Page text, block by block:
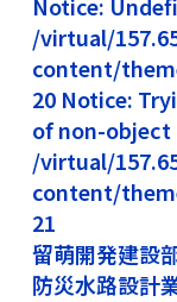
/virtual/
content/
20 Notice:
of non-object
/virtual/
content/
21
留萌開発建
防災水路設計